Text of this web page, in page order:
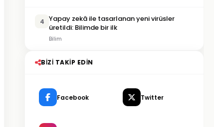
4 Yapay zekâ ile tasarlanan yeni virüsler
üretildi: Bilimde bir ilk
Bilim
BIZI TAKIP EDIN
Facebook Twitter